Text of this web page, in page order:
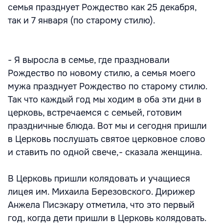
семья празднует Рождество как 25 декабря,
так и 7 января (по старому стилю).
- Я выросла в семье, где праздновали
Рождество по новому стилю, а семья моего
мужа празднует Рождество по старому стилю.
Так что каждый год мы ходим в оба эти дни в
церковь, встречаемся с семьей, готовим
праздничные блюда. Вот мы и сегодня пришли
в Церковь послушать святое церковное слово
и ставить по одной свече,- сказала женщина.
В Церковь пришли колядовать и учащиеся
лицея им. Михаила Березовского. Дирижер
Анжела Писэкару отметила, что это первый
год, когда дети пришли в Церковь колядовать.